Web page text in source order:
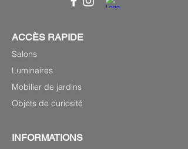
ACCÈS RAPIDE
Salons
Luminaires
Mobilier de jardins
Objets de curiosité
INFORMATIONS